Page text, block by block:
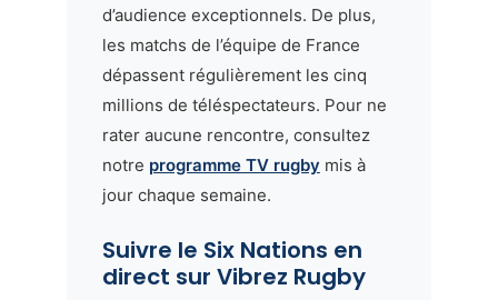
d’audience exceptionnels. De plus,
les matchs de l’équipe de France
dépassent régulièrement les cinq
millions de téléspectateurs. Pour ne
rater aucune rencontre, consultez
notre programme TV rugby mis à
jour chaque semaine.
Suivre le Six Nations en
direct sur Vibrez Rugby